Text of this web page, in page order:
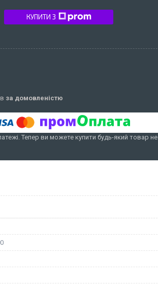
КУПИТИ З
за домовленістю
Тепер ви можете купити будь-який товар не